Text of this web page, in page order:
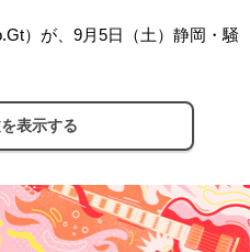
）が、 9月5日（土）静岡・騒
表示する